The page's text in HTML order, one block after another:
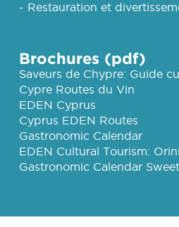
- Restauration et
Brochures (pdf)
Saveurs de Chypre: Guide
Cypre Routes du Vin
EDEN Cyprus
Cyprus EDEN Routes
Gastronomic Calendar
EDEN Cultural Tourism:
Gastronomic Calendar